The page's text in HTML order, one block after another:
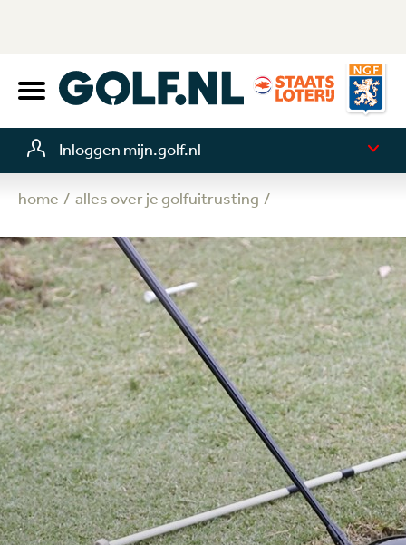
Inloggen mijn.golf.nl
home alles over je golfuitrusting